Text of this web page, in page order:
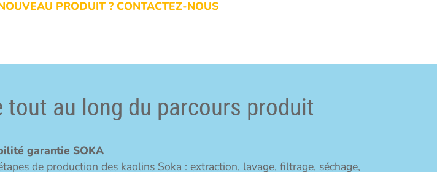
PRODUIT ? CONTACTEZ-NOUS
au long du parcours produit
garantie SOKA
de production des kaolins Soka : extraction, lavage, filtrage, séchage,